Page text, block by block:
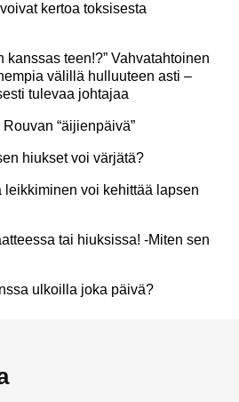
kertoa toksisesta
kanssas teen!?” Vahvatahtoinen
välillä hulluuteen asti –
tulevaa johtajaa
“äijienpäivä”
hiukset voi värjätä?
leikkiminen voi kehittää lapsen
tai hiuksissa! -Miten sen
ulkoilla joka päivä?